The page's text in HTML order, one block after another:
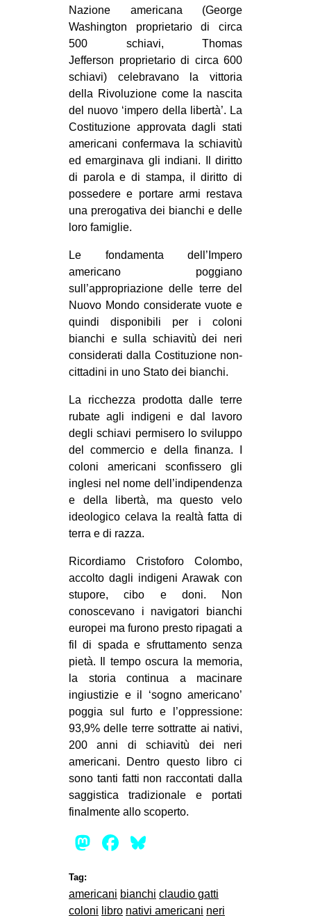
Nazione americana (George
Washington proprietario di circa
500 schiavi, Thomas
Jefferson proprietario di circa 600
schiavi) celebravano la vittoria
della Rivoluzione come la nascita
del nuovo ‘impero della libertà’. La
Costituzione approvata dagli stati
americani confermava la schiavitù
ed emarginava gli indiani. Il diritto
di parola e di stampa, il diritto di
possedere e portare armi restava
una prerogativa dei bianchi e delle
loro famiglie.
Le fondamenta dell’Impero
americano poggiano
sull’appropriazione delle terre del
Nuovo Mondo considerate vuote e
quindi disponibili per i coloni
bianchi e sulla schiavitù dei neri
considerati dalla Costituzione non-
cittadini in uno Stato dei bianchi.
La ricchezza prodotta dalle terre
rubate agli indigeni e dal lavoro
degli schiavi permisero lo sviluppo
del commercio e della finanza. I
coloni americani sconfissero gli
inglesi nel nome dell’indipendenza
e della libertà, ma questo velo
ideologico celava la realtà fatta di
terra e di razza.
Ricordiamo Cristoforo Colombo,
accolto dagli indigeni Arawak con
stupore, cibo e doni. Non
conoscevano i navigatori bianchi
europei ma furono presto ripagati a
fil di spada e sfruttamento senza
pietà. Il tempo oscura la memoria,
la storia continua a macinare
ingiustizie e il ‘sogno americano’
poggia sul furto e l’oppressione:
93,9% delle terre sottratte ai nativi,
200 anni di schiavitù dei neri
americani. Dentro questo libro ci
sono tanti fatti non raccontati dalla
saggistica tradizionale e portati
finalmente allo scoperto.
Mastodon
Facebook
Tag:
americani bianchi claudio gatti
coloni libro nativi americani neri